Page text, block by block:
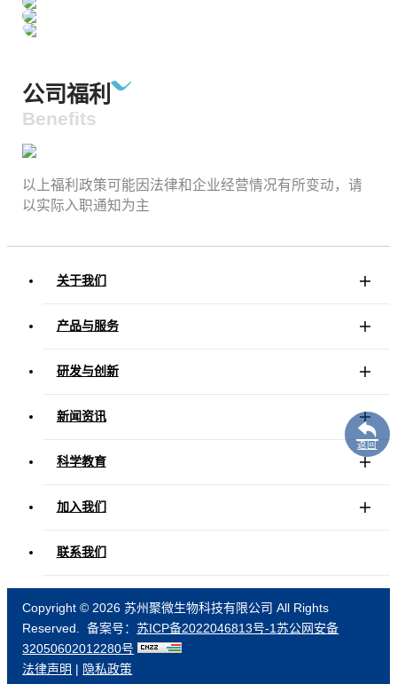
公司福利
Benefits
以上福利政策可能因法律和企业经营情况有所变动，请
以实际入职通知为主
关于我们
产品与服务
研发与创新
新闻资讯
科学教育
加入我们
联系我们
Copyright © 2026 苏州聚微生物科技有限公司 All Rights
Reserved. 备案号：苏ICP备2022046813号-1苏公网安备
32050602012280号
法律声明 | 隐私政策
返回